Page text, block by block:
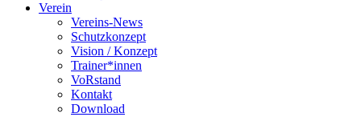
Verein
Vereins-News
Schutzkonzept
Vision / Konzept
Trainer*innen
VoRstand
Kontakt
Download